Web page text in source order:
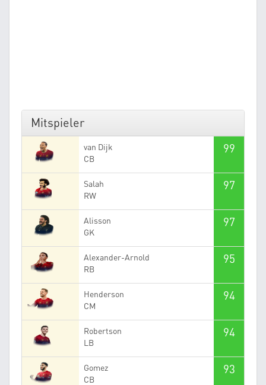
Mitspieler
van Dijk
CB
99
Salah
RW
97
Alisson
GK
97
Alexander-Arnold
RB
95
Henderson
CM
94
Robertson
LB
94
Gomez
CB
93